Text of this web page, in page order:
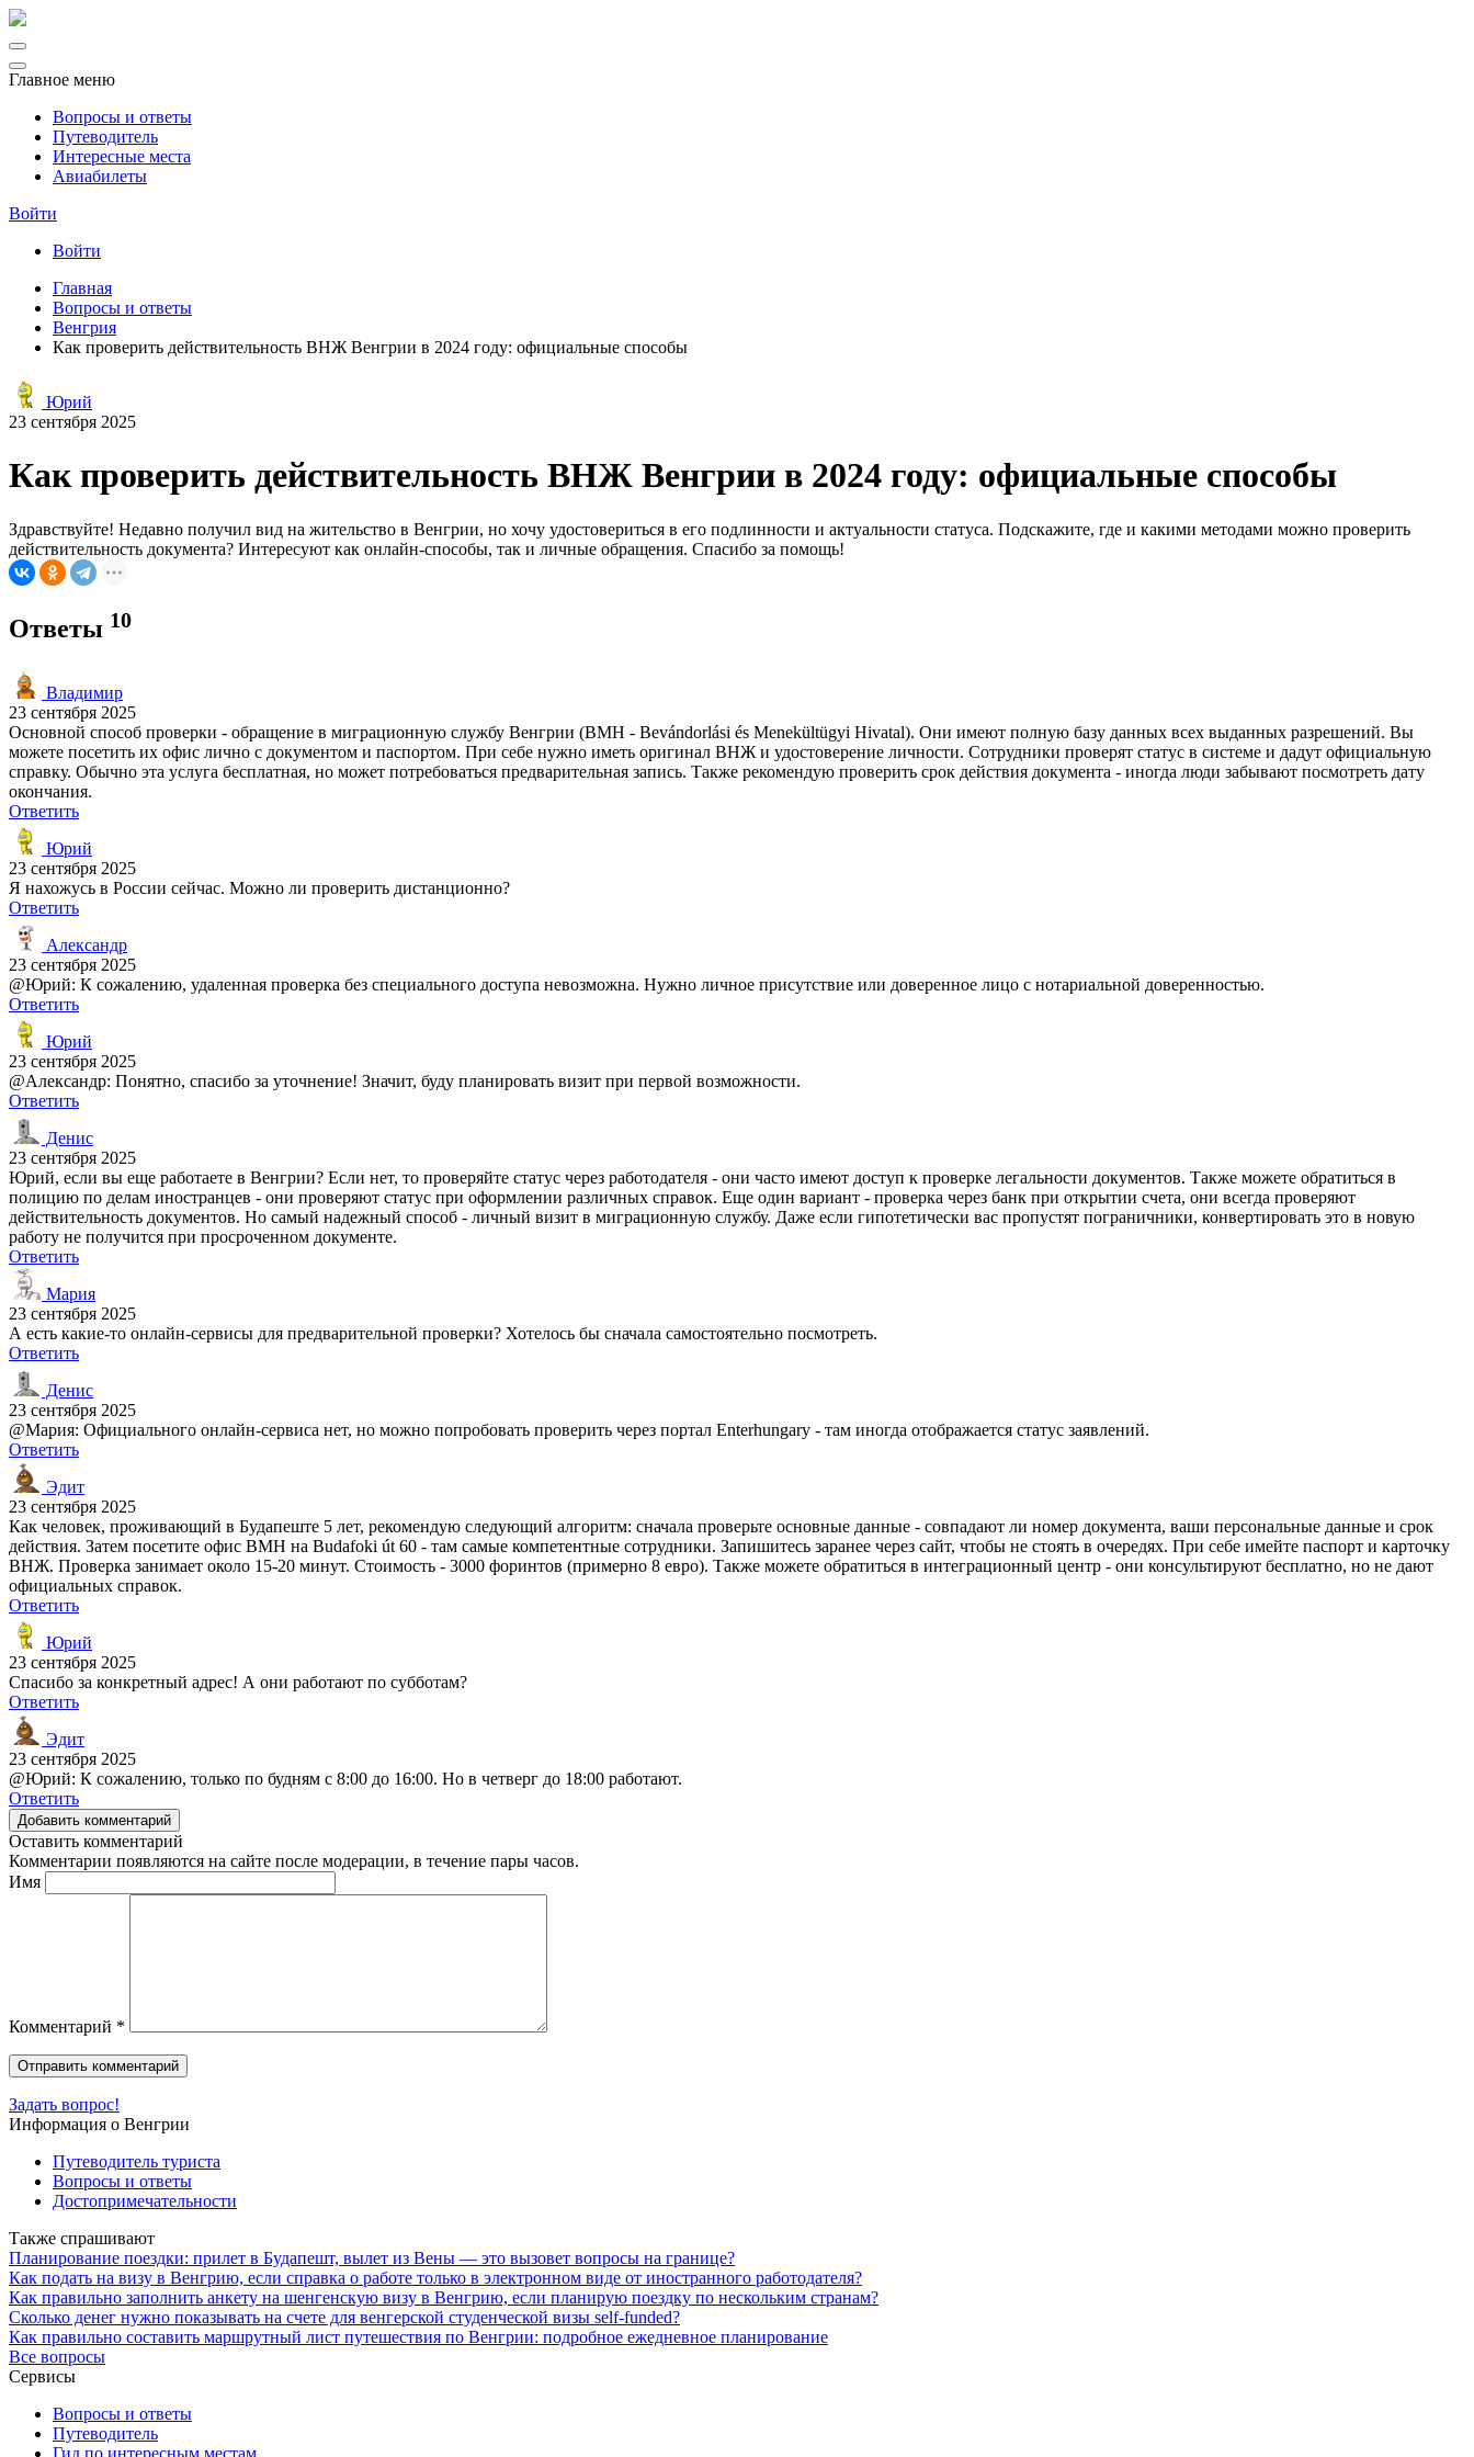
Главное меню
Вопросы и ответы
Путеводитель
Интересные места
Авиабилеты
Войти
Войти
Главная
Вопросы и ответы
Венгрия
Как проверить действительность ВНЖ Венгрии в 2024 году: официальные способы
Юрий
23 сентября 2025
Как проверить действительность ВНЖ Венгрии в 2024 году: официальные способы
Здравствуйте! Недавно получил вид на жительство в Венгрии, но хочу удостовериться в его подлинности и актуальности статуса. Подскажите, где и какими методами можно проверить
действительность документа? Интересуют как онлайн-способы, так и личные обращения. Спасибо за помощь!
Ответы 10
Владимир
23 сентября 2025
Основной способ проверки - обращение в миграционную службу Венгрии (BMH - Bevándorlási és Menekültügyi Hivatal). Они имеют полную базу данных всех выданных разрешений. Вы
можете посетить их офис лично с документом и паспортом. При себе нужно иметь оригинал ВНЖ и удостоверение личности. Сотрудники проверят статус в системе и дадут официальную
справку. Обычно эта услуга бесплатная, но может потребоваться предварительная запись. Также рекомендую проверить срок действия документа - иногда люди забывают посмотреть дату
окончания.
Ответить
Юрий
23 сентября 2025
Я нахожусь в России сейчас. Можно ли проверить дистанционно?
Ответить
Александр
23 сентября 2025
@Юрий: К сожалению, удаленная проверка без специального доступа невозможна. Нужно личное присутствие или доверенное лицо с нотариальной доверенностью.
Ответить
Юрий
23 сентября 2025
@Александр: Понятно, спасибо за уточнение! Значит, буду планировать визит при первой возможности.
Ответить
Денис
23 сентября 2025
Юрий, если вы еще работаете в Венгрии? Если нет, то проверяйте статус через работодателя - они часто имеют доступ к проверке легальности документов. Также можете обратиться в
полицию по делам иностранцев - они проверяют статус при оформлении различных справок. Еще один вариант - проверка через банк при открытии счета, они всегда проверяют
действительность документов. Но самый надежный способ - личный визит в миграционную службу. Даже если гипотетически вас пропустят пограничники, конвертировать это в новую
работу не получится при просроченном документе.
Ответить
Мария
23 сентября 2025
А есть какие-то онлайн-сервисы для предварительной проверки? Хотелось бы сначала самостоятельно посмотреть.
Ответить
Денис
23 сентября 2025
@Мария: Официального онлайн-сервиса нет, но можно попробовать проверить через портал Enterhungary - там иногда отображается статус заявлений.
Ответить
Эдит
23 сентября 2025
Как человек, проживающий в Будапеште 5 лет, рекомендую следующий алгоритм: сначала проверьте основные данные - совпадают ли номер документа, ваши персональные данные и срок
действия. Затем посетите офис BMH на Budafoki út 60 - там самые компетентные сотрудники. Запишитесь заранее через сайт, чтобы не стоять в очередях. При себе имейте паспорт и карточку
ВНЖ. Проверка занимает около 15-20 минут. Стоимость - 3000 форинтов (примерно 8 евро). Также можете обратиться в интеграционный центр - они консультируют бесплатно, но не дают
официальных справок.
Ответить
Юрий
23 сентября 2025
Спасибо за конкретный адрес! А они работают по субботам?
Ответить
Эдит
23 сентября 2025
@Юрий: К сожалению, только по будням с 8:00 до 16:00. Но в четверг до 18:00 работают.
Ответить
Добавить комментарий
Оставить комментарий
Комментарии появляются на сайте после модерации, в течение пары часов.
Имя
Комментарий *
Задать вопрос!
Информация о Венгрии
Путеводитель туриста
Вопросы и ответы
Достопримечательности
Также спрашивают
Планирование поездки: прилет в Будапешт, вылет из Вены — это вызовет вопросы на границе?
Как подать на визу в Венгрию, если справка о работе только в электронном виде от иностранного работодателя?
Как правильно заполнить анкету на шенгенскую визу в Венгрию, если планирую поездку по нескольким странам?
Сколько денег нужно показывать на счете для венгерской студенческой визы self-funded?
Как правильно составить маршрутный лист путешествия по Венгрии: подробное ежедневное планирование
Все вопросы
Сервисы
Вопросы и ответы
Путеводитель
Гид по интересным местам